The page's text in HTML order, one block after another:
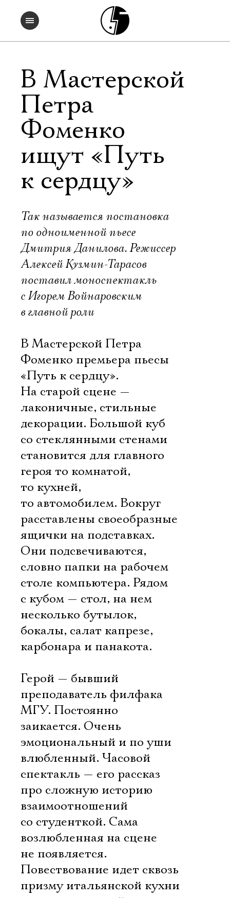
В Мастерской
Петра
Фоменко
ищут «Путь
к сердцу»
Так называется постановка
по одноименной пьесе
Дмитрия Данилова. Режиссер
Алексей Кузмин-Тарасов
поставил моноспектакль
с Игорем Войнаровским
в главной роли
В Мастерской Петра
Фоменко премьера пьесы
«Путь к сердцу».
На старой сцене —
лаконичные, стильные
декорации. Большой куб
со стеклянными стенами
становится для главного
героя то комнатой,
то кухней,
то автомобилем. Вокруг
расставлены своеобразные
ящички на подставках.
Они подсвечиваются,
словно папки на рабочем
столе компьютера. Рядом
с кубом — стол, на нем
несколько бутылок,
бокалы, салат капрезе,
карбонара и панакота.
Герой — бывший
преподаватель филфака
МГУ. Постоянно
заикается. Очень
эмоциональный и по уши
влюбленный. Часовой
спектакль — его рассказ
про сложную историю
взаимоотношений
со студенткой. Сама
возлюбленная на сцене
не появляется.
Повествование идет сквозь
призму итальянской кухни